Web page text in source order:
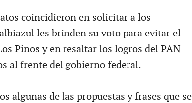
coincidieron en solicitar a los
les brinden su voto para evitar el
Pinos y en resaltar los logros del PAN
al frente del gobierno federal.
algunas de las propuestas y frases que se